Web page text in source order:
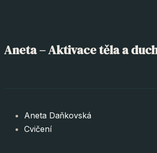
Aneta – Aktivace těla a
Aneta Daňkovská
Cvičení